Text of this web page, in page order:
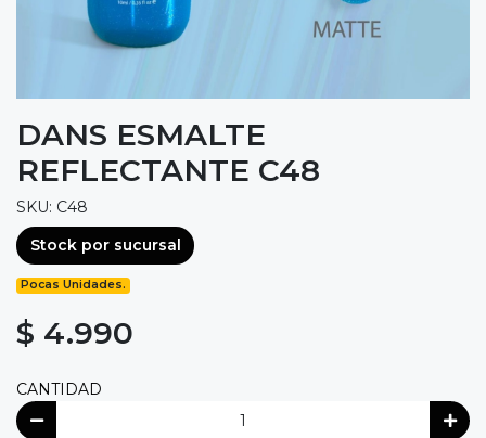
DANS ESMALTE
REFLECTANTE C48
SKU: C48
Stock por sucursal
Pocas Unidades.
$ 4.990
CANTIDAD